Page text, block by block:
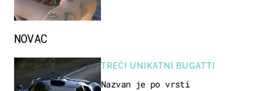
NOVAC
TREĆI UNIKATNI BUGATTI
Nazvan je po vrsti